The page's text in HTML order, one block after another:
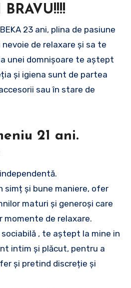
de relaxare și sa te
unei domnișoare te aștept
și igiena sunt de partea
sau în stare de
21 ani.
simț și bune maniere, ofer
maturi și generoși care
momente de relaxare.
, te aștept la mine in
intim și plăcut, pentru a
și pretind discreție și